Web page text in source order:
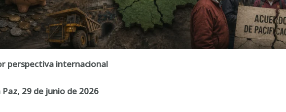
perspectiva internacional
Paz, 29 de junio de 2026